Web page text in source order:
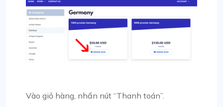
Vào giỏ hàng, nhấn nút “Thanh toán”.